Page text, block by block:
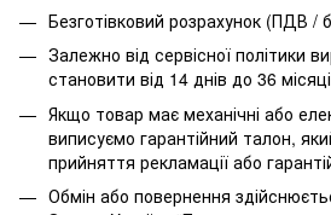
Безготівковий розрахунок (ПДВ /
Залежно від сервісної політики
становити від 14 днів до 36
Якщо товар має механічні або
виписуємо гарантійний талон,
прийняття рекламації або
Обмін або повернення